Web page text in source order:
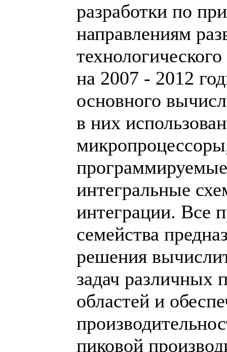
разработки по
направлениям
на 2007 - 2012
основного
в них
интегральные
интеграции. Все
семейства
решения
задач различных
областей и
пиковой